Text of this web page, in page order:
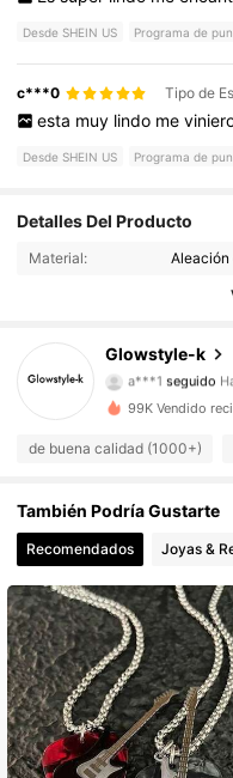
Desde SHEIN US Programa de
c***0
esta muy lindo me
Desde SHEIN US Programa de
Detalles Del Producto
Material: Aleación
Glowstyle-k
4.82 3K
3K
a***1 seguido
4.82
4.82 3K
4.82 3K
4.82
4.82 3K
4.82 3K
4.82 3K
99K Vendido
de buena calidad (1000+)
También Podría Gustarte
Recomendados Joyas &